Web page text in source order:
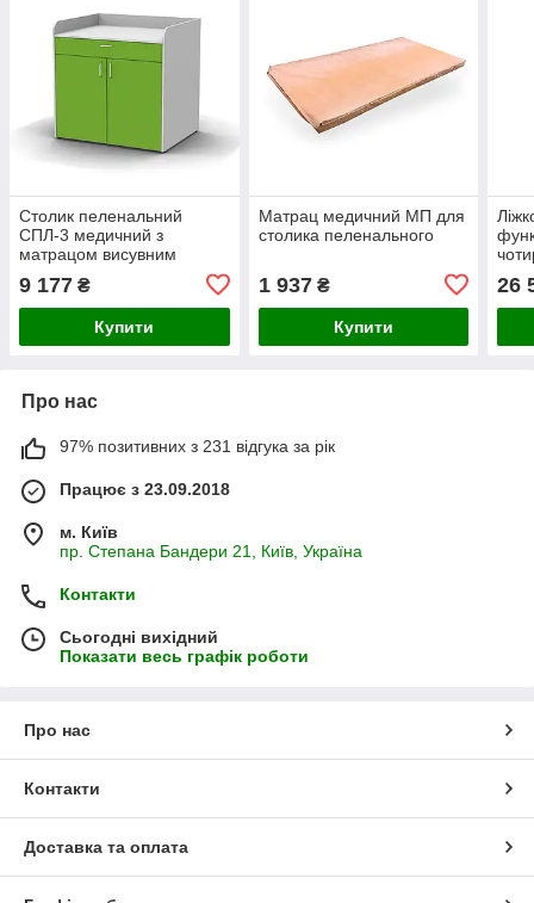
Столик пеленальний
СПЛ-3 медичний з
матрацом висувним
9 177 ₴
Купити
Матрац медичний МП для
столика пеленального
1 937₴
Купити
26
Про нас
97% позитивних з 231 відгука за рік
Працює з 23.09.2018
м. Київ
пр. Степана Бандери 21, Київ, Україна
Контакти
Сьогодні вихідний
Показати весь графік роботи
Про нас
Контакти
Доставка та оплата